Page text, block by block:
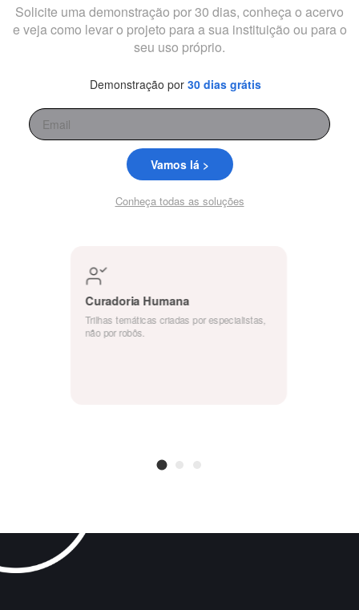
Solicite uma demonstração por 30 dias, conheça o acervo
e veja como levar o projeto para a sua instituição ou para o
seu uso próprio.
Demonstração por 30 dias grátis
Vamos lá >
Conheça todas as soluções
Curadoria Humana
Trilhas temáticas criadas por especialistas,
não por robôs.